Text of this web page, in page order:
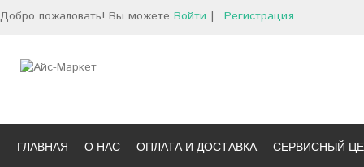
Добро пожаловать! Вы можете Войти | Регистрация
ГЛАВНАЯ О НАС ОПЛАТА И ДОСТАВКА СЕРВИСНЫЙ